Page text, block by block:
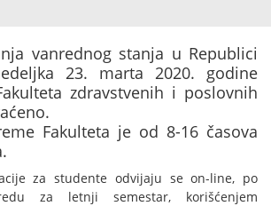
vanrednog stanja u Republici
23. marta 2020. godine
zdravstvenih i poslovnih
Fakulteta je od 8-16 časova
za studente odvijaju se on-line, po
za letnji semestar, korišćenjem